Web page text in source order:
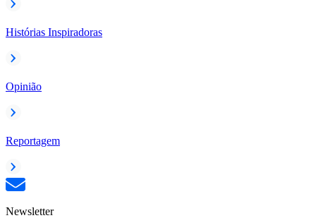
Histórias Inspiradoras
Opinião
Reportagem
Newsletter